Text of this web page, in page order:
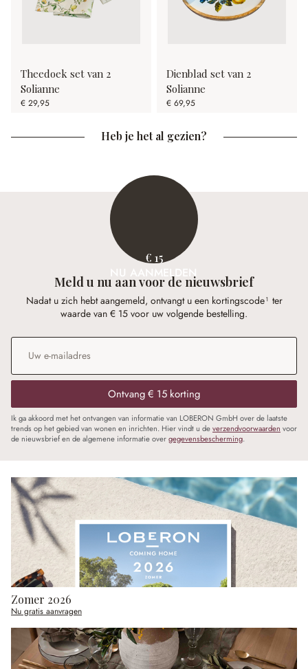
Theedoek set van 2
Solianne
€ 29,95
Dienblad set van 2
Solianne
€ 69,95
Heb je het al gezien?
€ 15
NU AANMELDEN
Meld u nu aan voor de nieuwsbrief
Nadat u zich hebt aangemeld, ontvangt u een kortingscode¹ ter
waarde van € 15 voor uw volgende bestelling.
E-mailadres
Ontvang € 15 korting
Ik ga akkoord met het ontvangen van informatie van LOBERON GmbH over de laatste
trends op het gebied van wonen en inrichten. Hier vindt u deverzendvoorwaarden voor
de nieuwsbrief en de algemene informatie overgegevensbescherming.
Zomer 2026
Nu gratis aanvragen